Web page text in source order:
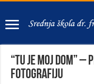
“Tu je moj dom”
fotografiju